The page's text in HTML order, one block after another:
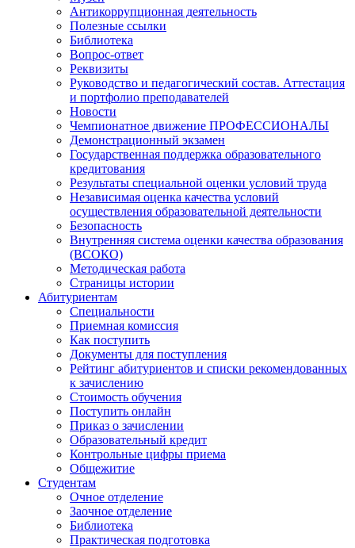
Антикоррупционная деятельность
Полезные ссылки
Библиотека
Вопрос-ответ
Реквизиты
Руководство и педагогический состав. Аттестация
и портфолио преподавателей
Новости
Чемпионатное движение ПРОФЕССИОНАЛЫ
Демонстрационный экзамен
Государственная поддержка образовательного
кредитования
Результаты специальной оценки условий труда
Независимая оценка качества условий
осуществления образовательной деятельности
Безопасность
Внутренняя система оценки качества образования
(ВСОКО)
Методическая работа
Страницы истории
Абитуриентам
Специальности
Приемная комиссия
Как поступить
Документы для поступления
Рейтинг абитуриентов и списки рекомендованных
к зачислению
Стоимость обучения
Поступить онлайн
Приказ о зачислении
Образовательный кредит
Контрольные цифры приема
Общежитие
Студентам
Очное отделение
Заочное отделение
Библиотека
Практическая подготовка